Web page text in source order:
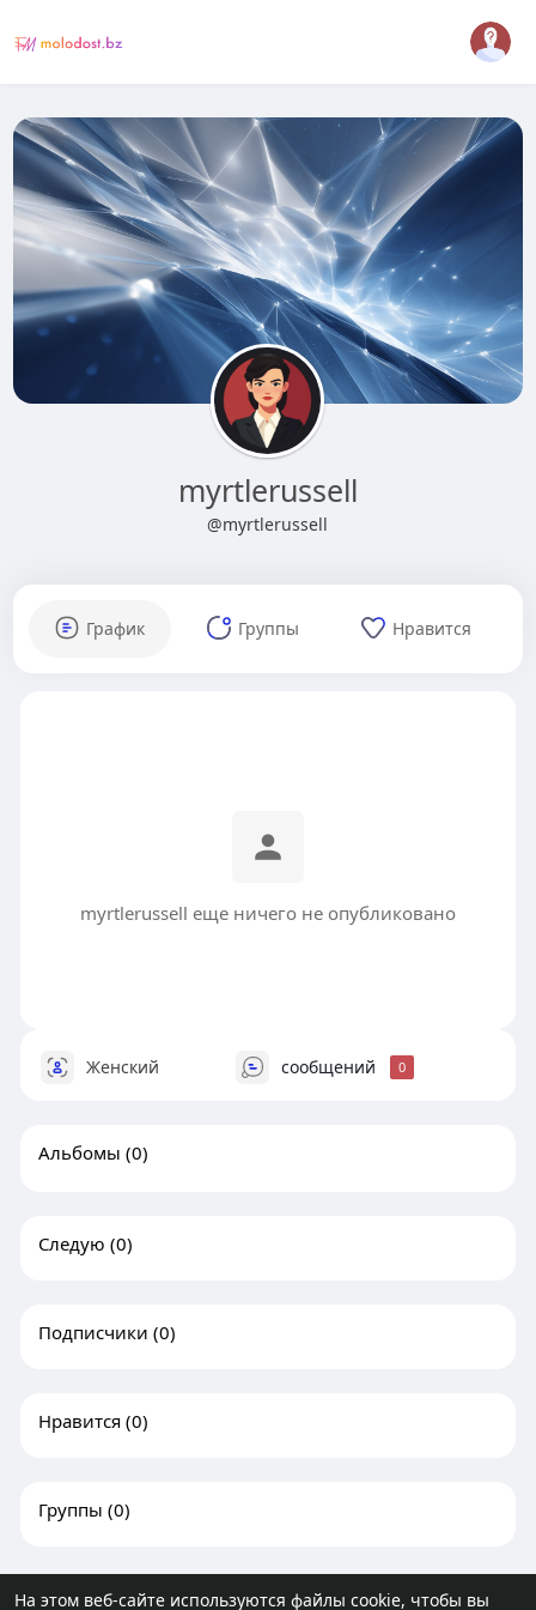
На этом веб-сайте используются файлы cookie, чтобы вы
myrtlerussell
@myrtlerussell
График Группы Нравится
myrtlerussell еще ничего не опубликовано
Женский сообщений 0
Альбомы (0)
Следую (0)
Подписчики (0)
Нравится (0)
Группы (0)